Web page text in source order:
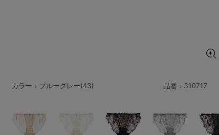
F65 F70 F75
H70
～999円 1,000～1,999円
品番： 310717
カラー：ブルーグレー(43)